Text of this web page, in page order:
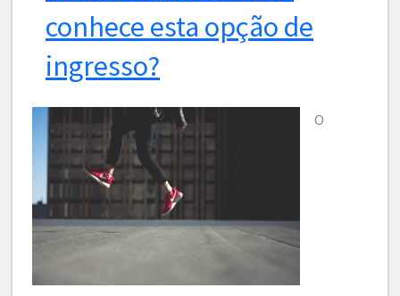
conhece esta opção de
ingresso?
O